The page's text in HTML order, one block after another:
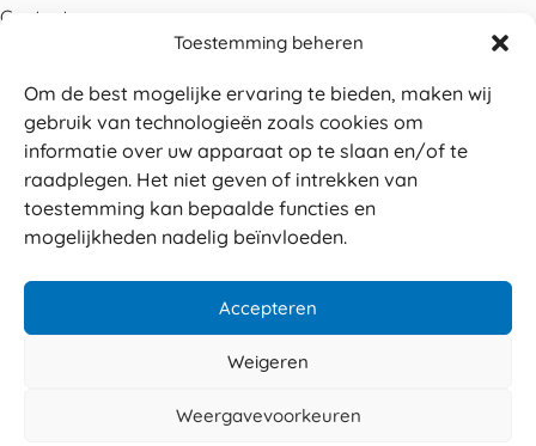
Toestemming beheren
Om de best mogelijke ervaring te bieden, maken wij
gebruik van technologieën zoals cookies om
informatie over uw apparaat op te slaan en/of te
raadplegen. Het niet geven of intrekken van
toestemming kan bepaalde functies en
mogelijkheden nadelig beïnvloeden.
Accepteren
Weigeren
Weergavevoorkeuren
Contact
Betalen
Levering
Retouren
Service en garantie
Veilig betalen
© 2026 Sabé Verpakkingen